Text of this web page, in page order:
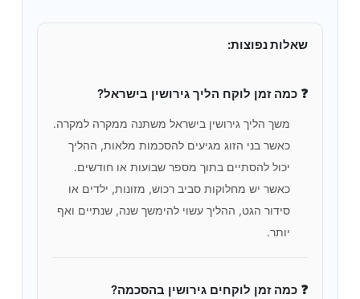
שאלות נפוצות:
❓ כמה זמן לוקח הליך גירושין בישראל?
משך הליך גירושין בישראל משתנה ממקרה למקרה.
כאשר בני הזוג מגיעים להסכמות מלאות, ההליך
יכול להסתיים בתוך מספר שבועות או חודשים.
כאשר יש מחלוקות סביב רכוש, מזונות, ילדים או
סידור הגט, ההליך עשוי להימשך שנה, שנתיים ואף
יותר.
❓ כמה זמן לוקחים גירושין בהסכמה?